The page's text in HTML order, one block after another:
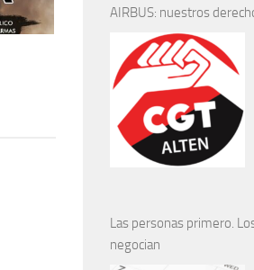
AIRBUS: nuestros
negociables
Las personas primero.
negocian